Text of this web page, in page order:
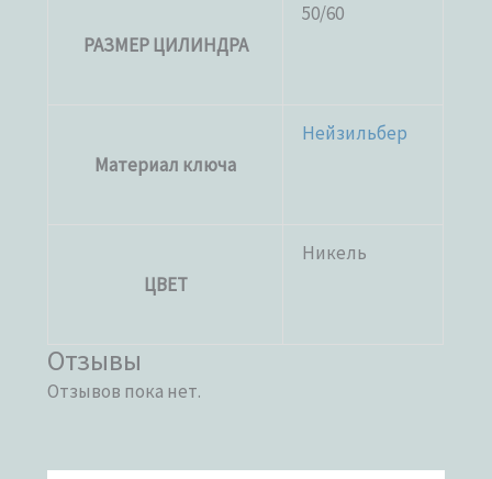
РАЗМЕР ЦИЛИНДРА
50/60
Материал ключа
Нейзильбер
ЦВЕТ
Никель
Отзывы
Отзывов пока нет.